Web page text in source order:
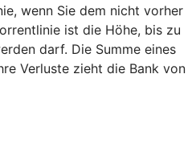
wenn Sie dem nicht vorher
ist die Höhe, bis zu
darf. Die Summe eines
Verluste zieht die Bank von